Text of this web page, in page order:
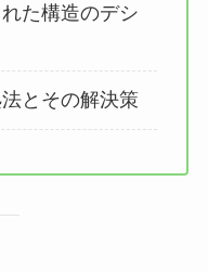
た構造のデシ
とその解決策